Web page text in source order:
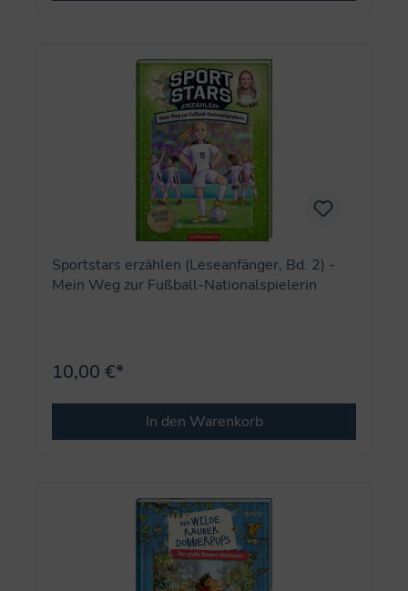
Sportstars erzählen (Leseanfänger, Bd. 2) -
Mein Weg zur Fußball-Nationalspielerin
10,00 €*
In den Warenkorb